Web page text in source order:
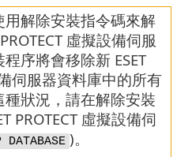
解除安裝指令碼來解
虛擬設備伺服
序將會移除新 ESET
伺服器資料庫中的所有
狀況，請在解除安裝
PROTECT 虛擬設備伺
DATABASE )。